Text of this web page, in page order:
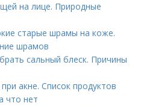
на лице. Природные
старые шрамы на коже.
шрамов
сальный блеск. Причины
акне. Список продуктов
что нет